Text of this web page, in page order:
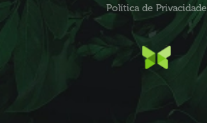
Política de Privacidade